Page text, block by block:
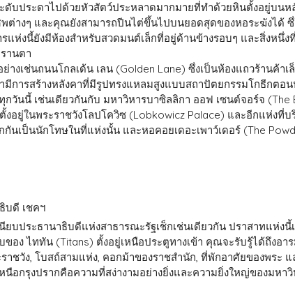
บประดาไปด้วยหัวสัตว์ประหลาดมากมายที่ทำด้วยหินตั้งอยู่บนห
างๆ และคุณยังสามารถปีนไต่ขึ้นไปบนยอดสุดของหอระฆังได้ ซึ่
ห่งนี้ยังมีห้องสำหรับสวดมนต์เล็กที่อยู่ด้านข้างรอบๆ และสิ่งหนึ่ง
านตา
งเช่นถนนโกลเด้น เลน (Golden Lane) ซึ่งเป็นห้องแถวร้านค้าเ
มีการสร้างหลังคาที่มีรูปทรงแหลมสูงแบบสถาปัตยกรรมโกธีกต
กวันนี้ เช่นเดียวกันกับ มหาวิหารบาซิลลิกา ออฟ เซนต์จอร์จ
งอยู่ในพระราชวังโลปโควิซ (Lobkowicz Palace) และอีกแห่ง
เป็นนักโทษในที่แห่งนั้น และหอคอยเดอะเพาว์เดอร์ (The
ยบประธานาธิบดีแห่งสาธารณะรัฐเช็กเช่นเดียวกัน ปราสาทแห่ง
อง ไททัน (Titans) ตั้งอยู่เหนือประตูทางเข้า คุณจะรับรู้ได้ถึงอ
ชวัง, โบสถ์สามแห่ง, คอกม้าของราชสำนัก, ที่พักอาศัยของพระ
นือกรุงปรากคือความที่สง่างามอย่างยิ่งและความยิ่งใหญ่ของมหา